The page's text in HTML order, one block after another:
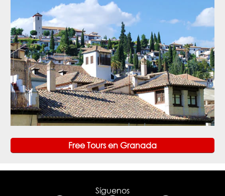
Free Tours en Granada
Síguenos